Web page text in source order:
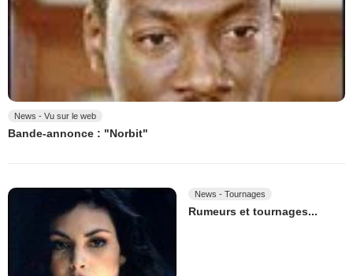
News - Vu sur le web
Bande-annonce : "Norbit"
News - Tournages
Rumeurs et tournages...